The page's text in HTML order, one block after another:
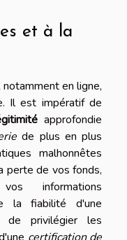
et à la
en ligne,
Il est impératif de
approfondie
de plus en plus
malhonnêtes
perte de vos fonds,
informations
la fiabilité d'une
de privilégier les